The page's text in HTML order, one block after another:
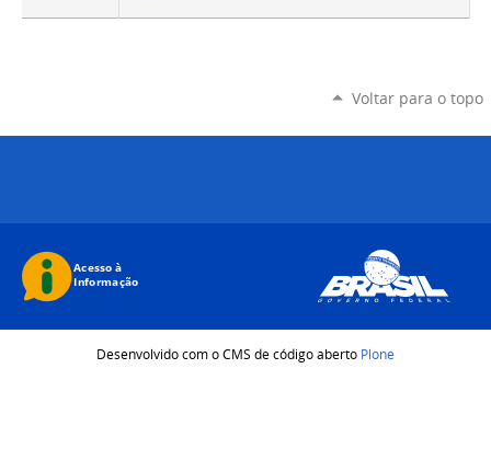
Voltar para o topo
Desenvolvido com o CMS de código aberto Plone